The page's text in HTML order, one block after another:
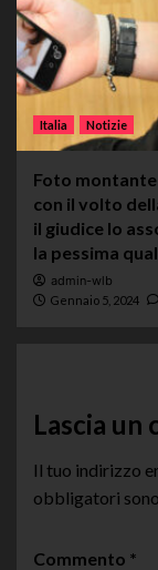
Italia Notizie
Foto
con il volto
il giudice lo
la pessima
admin-wlb
Gennaio 5, 2024
Lascia un
Il tuo indirizzo
obbligatori
Commento *